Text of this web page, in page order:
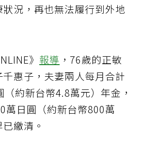
況，再也無法履行到外地
》 報導 ，76歲的正敏
千惠子，夫妻兩人每月合計
約新台幣4.8萬元）年金，
萬日圓（約新台幣800萬
繳清。